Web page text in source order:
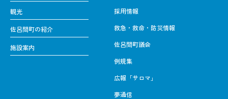
観光
佐呂間町の紹介
施設案内
採用情報
救急・救命・防災情報
佐呂間町議会
例規集
広報「サロマ」
夢通信